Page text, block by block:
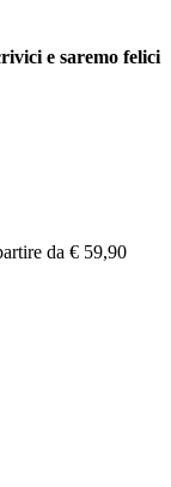
e saremo felici
da € 59,90